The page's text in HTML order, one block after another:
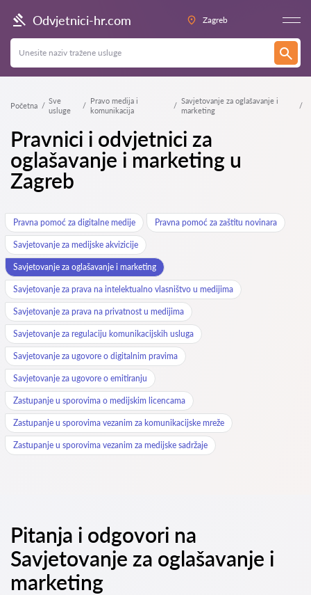
Odvjetnici-hr.com Zagreb
Početna
Sve
usluge
Pravo medija i
komunikacija
Savjetovanje za oglašavanje i
marketing
Pravnici i odvjetnici za
oglašavanje i marketing u
Zagreb
Pravna pomoć za digitalne medije Pravna pomoć za zaštitu novinara
Savjetovanje za medijske akvizicije
Savjetovanje za oglašavanje i marketing
Savjetovanje za prava na intelektualno vlasništvo u medijima
Savjetovanje za prava na privatnost u medijima
Savjetovanje za regulaciju komunikacijskih usluga
Savjetovanje za ugovore o digitalnim pravima
Savjetovanje za ugovore o emitiranju
Zastupanje u sporovima o medijskim licencama
Zastupanje u sporovima vezanim za komunikacijske mreže
Zastupanje u sporovima vezanim za medijske sadržaje
Pitanja i odgovori na
Savjetovanje za oglašavanje i
marketing